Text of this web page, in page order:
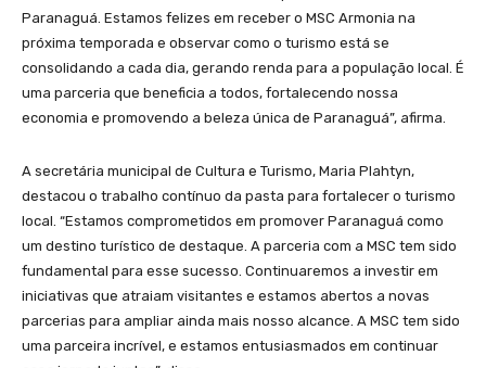
Paranaguá. Estamos felizes em receber o MSC Armonia na
próxima temporada e observar como o turismo está se
consolidando a cada dia, gerando renda para a população local. É
uma parceria que beneficia a todos, fortalecendo nossa
economia e promovendo a beleza única de Paranaguá”, afirma.
A secretária municipal de Cultura e Turismo, Maria Plahtyn,
destacou o trabalho contínuo da pasta para fortalecer o turismo
local. “Estamos comprometidos em promover Paranaguá como
um destino turístico de destaque. A parceria com a MSC tem sido
fundamental para esse sucesso. Continuaremos a investir em
iniciativas que atraiam visitantes e estamos abertos a novas
parcerias para ampliar ainda mais nosso alcance. A MSC tem sido
uma parceira incrível, e estamos entusiasmados em continuar